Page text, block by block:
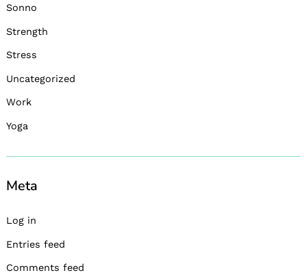
Sonno
Strength
Stress
Uncategorized
Work
Yoga
Meta
Log in
Entries feed
Comments feed